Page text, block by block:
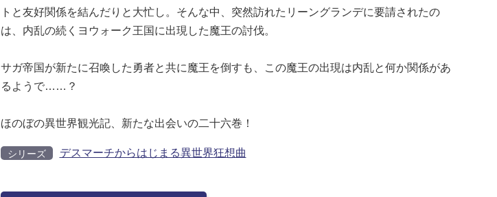
トと友好関係を結んだりと大忙し。そんな中、突然訪れたリーングランデに要請されたの
は、内乱の続くヨウォーク王国に出現した魔王の討伐。
サガ帝国が新たに召喚した勇者と共に魔王を倒すも、この魔王の出現は内乱と何か関係があ
るようで……？
ほのぼの異世界観光記、新たな出会いの二十六巻！
シリーズ デスマーチからはじまる異世界狂想曲